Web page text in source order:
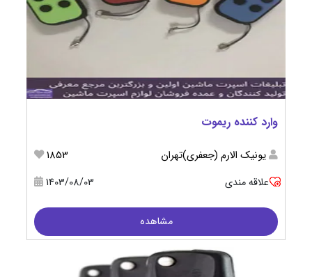
وارد کننده ریموت
يونيك الارم (جعفری)تهران
1853
علاقه مندی
1403/08/03
مشاهده